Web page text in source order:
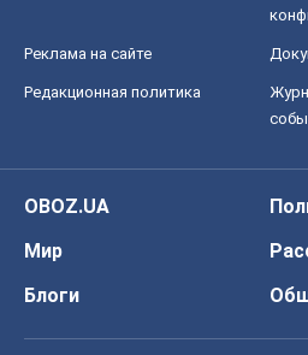
Реклама на сайте
Редакционная политика
OBOZ.UA
Мир
Блоги